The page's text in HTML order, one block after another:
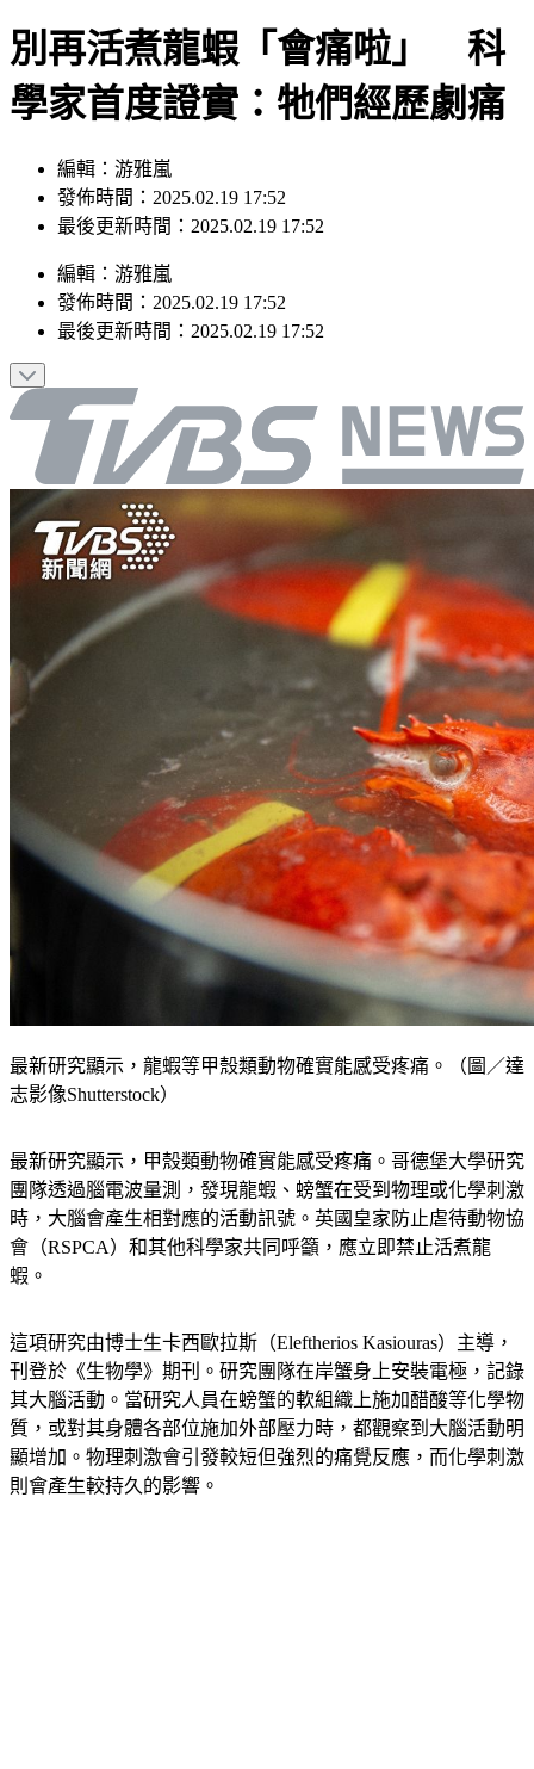
別再活煮龍蝦「會痛啦」 科
學家首度證實：牠們經歷劇痛
編輯：游雅嵐
發佈時間：2025.02.19 17:52
編輯：游雅嵐
發佈時間：2025.02.19 17:52
最新研究顯示，龍蝦等甲殼類動物確實能感受疼痛。（圖／達
最新研究顯示，甲殼類動物確實能感受疼痛。哥德堡大學研究
團隊透過腦電波量測，發現龍蝦、螃蟹在受到物理或化學刺激
時，大腦會產生相對應的活動訊號。英國皇家防止虐待動物協
會（RSPCA）和其他科學家共同呼籲，應立即禁止活煮龍
這項研究由博士生卡西歐拉斯（Eleftherios Kasiouras）主導，
刊登於《生物學》期刊。研究團隊在岸蟹身上安裝電極，記錄
其大腦活動。當研究人員在螃蟹的軟組織上施加醋酸等化學物
質，或對其身體各部位施加外部壓力時，都觀察到大腦活動明
顯增加。物理刺激會引發較短但強烈的痛覺反應，而化學刺激